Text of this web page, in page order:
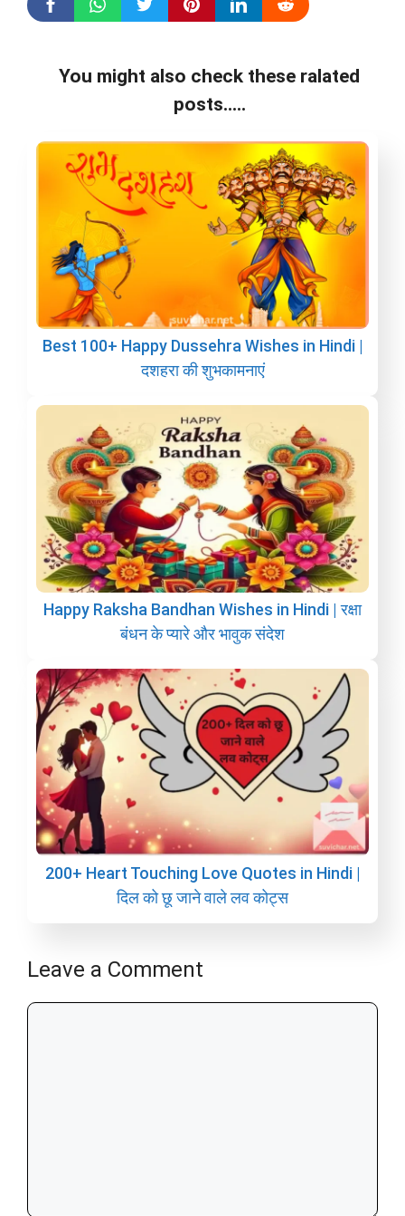
You might also check these ralated
posts.....
Best 100+ Happy Dussehra Wishes in Hindi |
दशहरा की शुभकामनाएं
Happy Raksha Bandhan Wishes in Hindi | रक्षा
बंधन के प्यारे और भावुक संदेश
200+ Heart Touching Love Quotes in Hindi |
दिल को छू जाने वाले लव कोट्स
Leave a Comment
Comment